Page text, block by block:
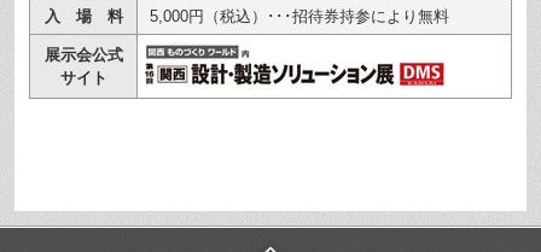
入 場 料 5,000円（税込）･･･招待券持参により無料
展示会公式
サイト